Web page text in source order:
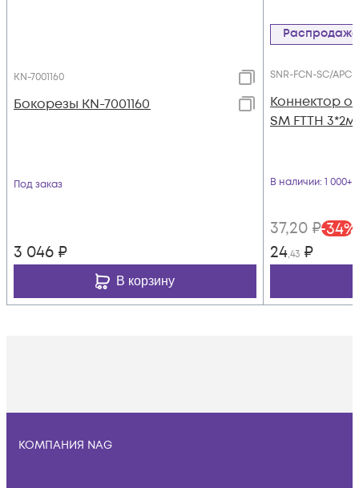
KN-7001160
Бокорезы KN-7001160
Под заказ
3 046 ₽
В корзину
Распродажа
SNR-FCN-SC/APC-
Коннектор
SM FTTH
В наличии: 1 000+
37,20 ₽-34%
24,43 ₽
КОМПАНИЯ NAG